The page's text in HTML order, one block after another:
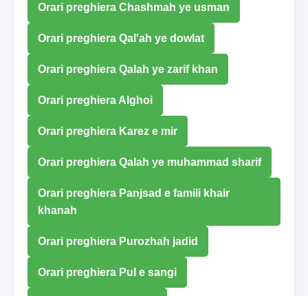
Orari preghiera Chashmah ye usman
Orari preghiera Qal'ah ye dowlat
Orari preghiera Qalah ye zarif khan
Orari preghiera Alghoi
Orari preghiera Karez e mir
Orari preghiera Qalah ye muhammad sharif
Orari preghiera Panjsad e famili khair
khanah
Orari preghiera Purozhah jadid
Orari preghiera Pul e sangi